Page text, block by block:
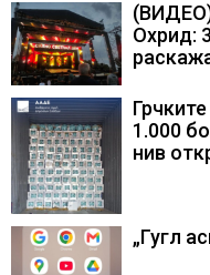
(ВИДЕО)
Охрид:
1.000
нив
„Гугл